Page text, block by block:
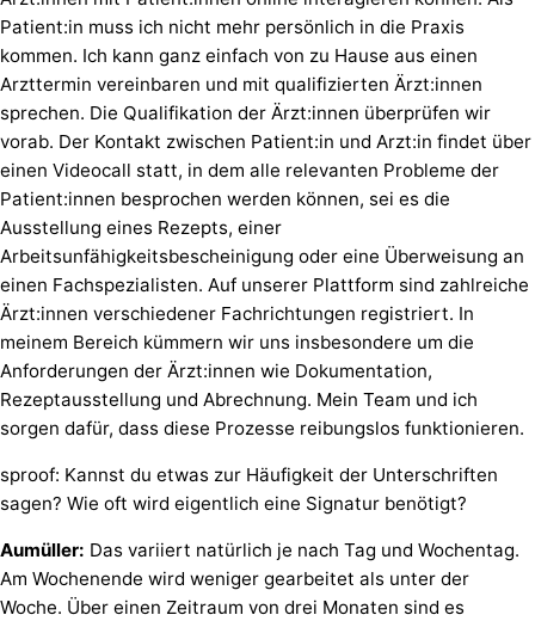
Patient:in muss ich nicht mehr persönlich in die Praxis
kommen. Ich kann ganz einfach von zu Hause aus einen
Arzttermin vereinbaren und mit qualifizierten Ärzt:innen
sprechen. Die Qualifikation der Ärzt:innen überprüfen wir
vorab. Der Kontakt zwischen Patient:in und Arzt:in findet über
einen Videocall statt, in dem alle relevanten Probleme der
Patient:innen besprochen werden können, sei es die
Ausstellung eines Rezepts, einer
Arbeitsunfähigkeitsbescheinigung oder eine Überweisung an
einen Fachspezialisten. Auf unserer Plattform sind zahlreiche
Ärzt:innen verschiedener Fachrichtungen registriert. In
meinem Bereich kümmern wir uns insbesondere um die
Anforderungen der Ärzt:innen wie Dokumentation,
Rezeptausstellung und Abrechnung. Mein Team und ich
sorgen dafür, dass diese Prozesse reibungslos funktionieren.
sproof: Kannst du etwas zur Häufigkeit der Unterschriften
sagen? Wie oft wird eigentlich eine Signatur benötigt?
Aumüller: Das variiert natürlich je nach Tag und Wochentag.
Am Wochenende wird weniger gearbeitet als unter der
Woche. Über einen Zeitraum von drei Monaten sind es